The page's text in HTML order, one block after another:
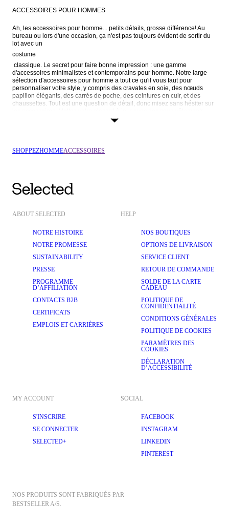
ACCESSOIRES POUR HOMMES
Ah, les accessoires pour homme... petits détails, grosse différence! Au
bureau ou lors d'une occasion, ça n'est pas toujours évident de sortir du
lot avec un
costume
d'accessoires minimalistes et contemporains pour homme. Notre large
sélection d'accessoires pour homme a tout ce qu'il vous faut pour
personnaliser votre style, y compris des cravates en soie, des nœuds
papillon élégants, des carrés de poche, des ceintures en cuir, et des
chaussettes. Tout est une question de détail, donc misez sans hésiter sur
confortables et shoppez notre sélection de boxers pour homme. Pas le
ou shorts avec un
SHOPPEZHOMMEACCESSOIRES
ABOUT SELECTED
NOTRE HISTOIRE
NOTRE PROMESSE
SUSTAINABILITY
PRESSE
PROGRAMME
D’AFFILIATION
CONTACTS B2B
CERTIFICATS
EMPLOIS ET CARRIÈRES
HELP
NOS BOUTIQUES
OPTIONS DE LIVRAISON
SERVICE CLIENT
RETOUR DE COMMANDE
SOLDE DE LA CARTE
CADEAU
POLITIQUE DE
CONFIDENTIALITÉ
CONDITIONS GÉNÉRALES
POLITIQUE DE COOKIES
PARAMÈTRES DES
COOKIES
DÉCLARATION
D’ACCESSIBILITÉ
MY ACCOUNT
S'INSCRIRE
SE CONNECTER
SELECTED+
SOCIAL
FACEBOOK
INSTAGRAM
LINKEDIN
PINTEREST
NOS PRODUITS SONT FABRIQUÉS PAR
BESTSELLER A/S.